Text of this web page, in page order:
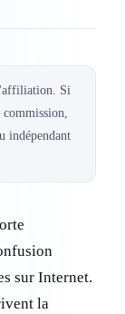
Si
indépendant
sur Internet.
la